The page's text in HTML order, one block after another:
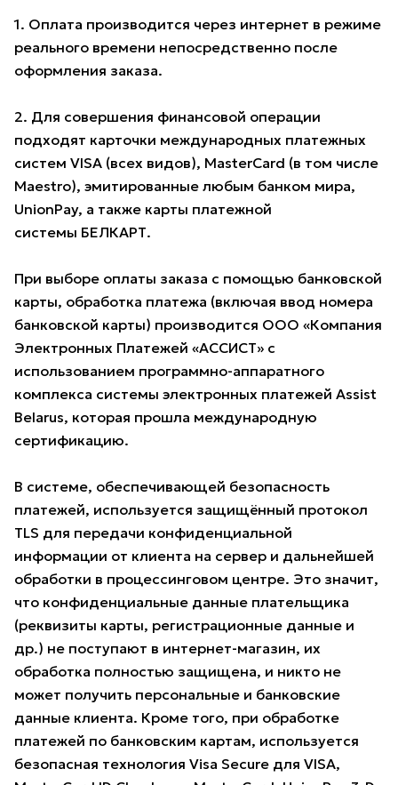
1. Оплата производится через интернет в режиме
реального времени непосредственно после
оформления заказа.
2. Для совершения финансовой операции
подходят карточки международных платежных
систем VISA (всех видов), MasterCard (в том числе
Maestro), эмитированные любым банком мира,
UnionPay, а также карты платежной
системы БЕЛКАРТ.
При выборе оплаты заказа с помощью банковской
карты, обработка платежа (включая ввод номера
банковской карты) производится ООО «Компания
Электронных Платежей «АССИСТ» с
использованием программно-аппаратного
комплекса системы электронных платежей Assist
Belarus, которая прошла международную
сертификацию.
В системе, обеспечивающей безопасность
платежей, используется защищённый протокол
TLS для передачи конфиденциальной
информации от клиента на сервер и дальнейшей
обработки в процессинговом центре. Это значит,
что конфиденциальные данные плательщика
(реквизиты карты, регистрационные данные и
др.) не поступают в интернет-магазин, их
обработка полностью защищена, и никто не
может получить персональные и банковские
данные клиента. Кроме того, при обработке
платежей по банковским картам, используется
безопасная технология Visa Secure для VISA,